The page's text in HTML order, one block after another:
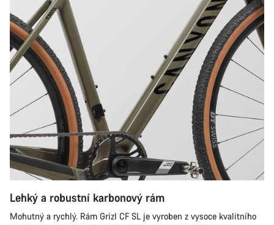
Lehký a robustní karbonový rám
Mohutný a rychlý. Rám Grizl CF SL je vyroben z vysoce kvalitního